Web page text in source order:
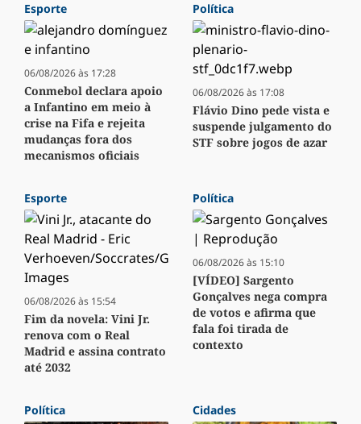
Esporte
06/08/2026 às 17:28
Conmebol declara apoio
a Infantino em meio à
crise na Fifa e rejeita
mudanças fora dos
mecanismos oficiais
Política
06/08/2026 às 17:08
Flávio Dino pede vista e
suspende julgamento do
STF sobre jogos de azar
Esporte
06/08/2026 às 15:54
Fim da novela: Vini Jr.
renova com o Real
Madrid e assina contrato
até 2032
Política
06/08/2026 às 15:10
[VÍDEO] Sargento
Gonçalves nega compra
de votos e afirma que
fala foi tirada de
contexto
Política Cidades